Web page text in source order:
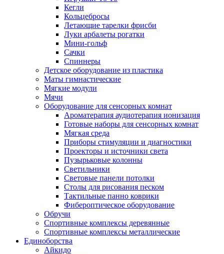
Кегли
Кольцебросы
Летающие тарелки фрисби
Луки арбалеты рогатки
Мини-гольф
Сачки
Спиннеры
Детское оборудование из пластика
Маты гимнастические
Мягкие модули
Мячи
Оборудование для сенсорных комнат
Ароматерапия аудиотерапия ионизация
Готовые наборы для сенсорных комнат
Мягкая среда
Приборы стимуляции и диагностики
Проекторы и источники света
Пузырьковые колонны
Светильники
Световые панели потолки
Столы для рисования песком
Тактильные панно коврики
Фибероптическое оборудование
Обручи
Спортивные комплексы деревянные
Спортивные комплексы металлические
Единоборства
Айкидо